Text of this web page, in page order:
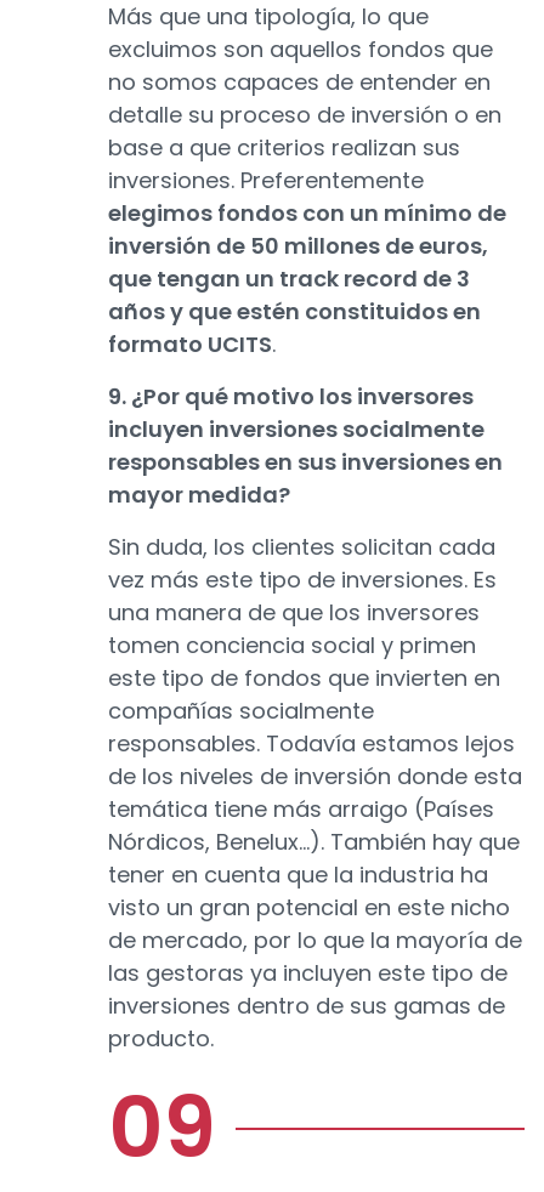
Más que una tipología, lo que
excluimos son aquellos fondos que
no somos capaces de entender en
detalle su proceso de inversión o en
base a que criterios realizan sus
inversiones. Preferentemente
elegimos fondos con un mínimo de
inversión de 50 millones de euros,
que tengan un track record de 3
años y que estén constituidos en
formato UCITS.
9. ¿Por qué motivo los inversores
incluyen inversiones socialmente
responsables en sus inversiones en
mayor medida?
Sin duda, los clientes solicitan cada
vez más este tipo de inversiones. Es
una manera de que los inversores
tomen conciencia social y primen
este tipo de fondos que invierten en
compañías socialmente
responsables. Todavía estamos lejos
de los niveles de inversión donde esta
temática tiene más arraigo (Países
Nórdicos, Benelux…). También hay que
tener en cuenta que la industria ha
visto un gran potencial en este nicho
de mercado, por lo que la mayoría de
las gestoras ya incluyen este tipo de
inversiones dentro de sus gamas de
producto.